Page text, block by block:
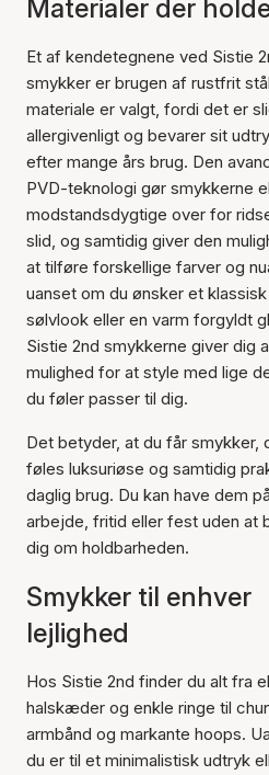
Materialer der
Et af kendetegnene ved Sistie
smykker er brugen af rustfrit
materiale er valgt, fordi det er
allergivenligt og bevarer sit
efter mange års brug. Den
PVD-teknologi gør smykkerne
modstandsdygtige over for
slid, og samtidig giver den
at tilføre forskellige farver og
uanset om du ønsker et klassisk
sølvlook eller en varm forgyldt
Sistie 2nd smykkerne giver dig
mulighed for at style med lige
du føler passer til dig.
Det betyder, at du får smykker,
føles luksuriøse og samtidig
daglig brug. Du kan have dem
arbejde, fritid eller fest uden at
dig om holdbarheden.
Smykker til enhver
lejlighed
Hos Sistie 2nd finder du alt fra
halskæder og enkle ringe til
armbånd og markante hoops.
du er til et minimalistisk udtryk